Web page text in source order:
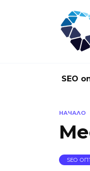
SEO
НАЧАЛО
SEO